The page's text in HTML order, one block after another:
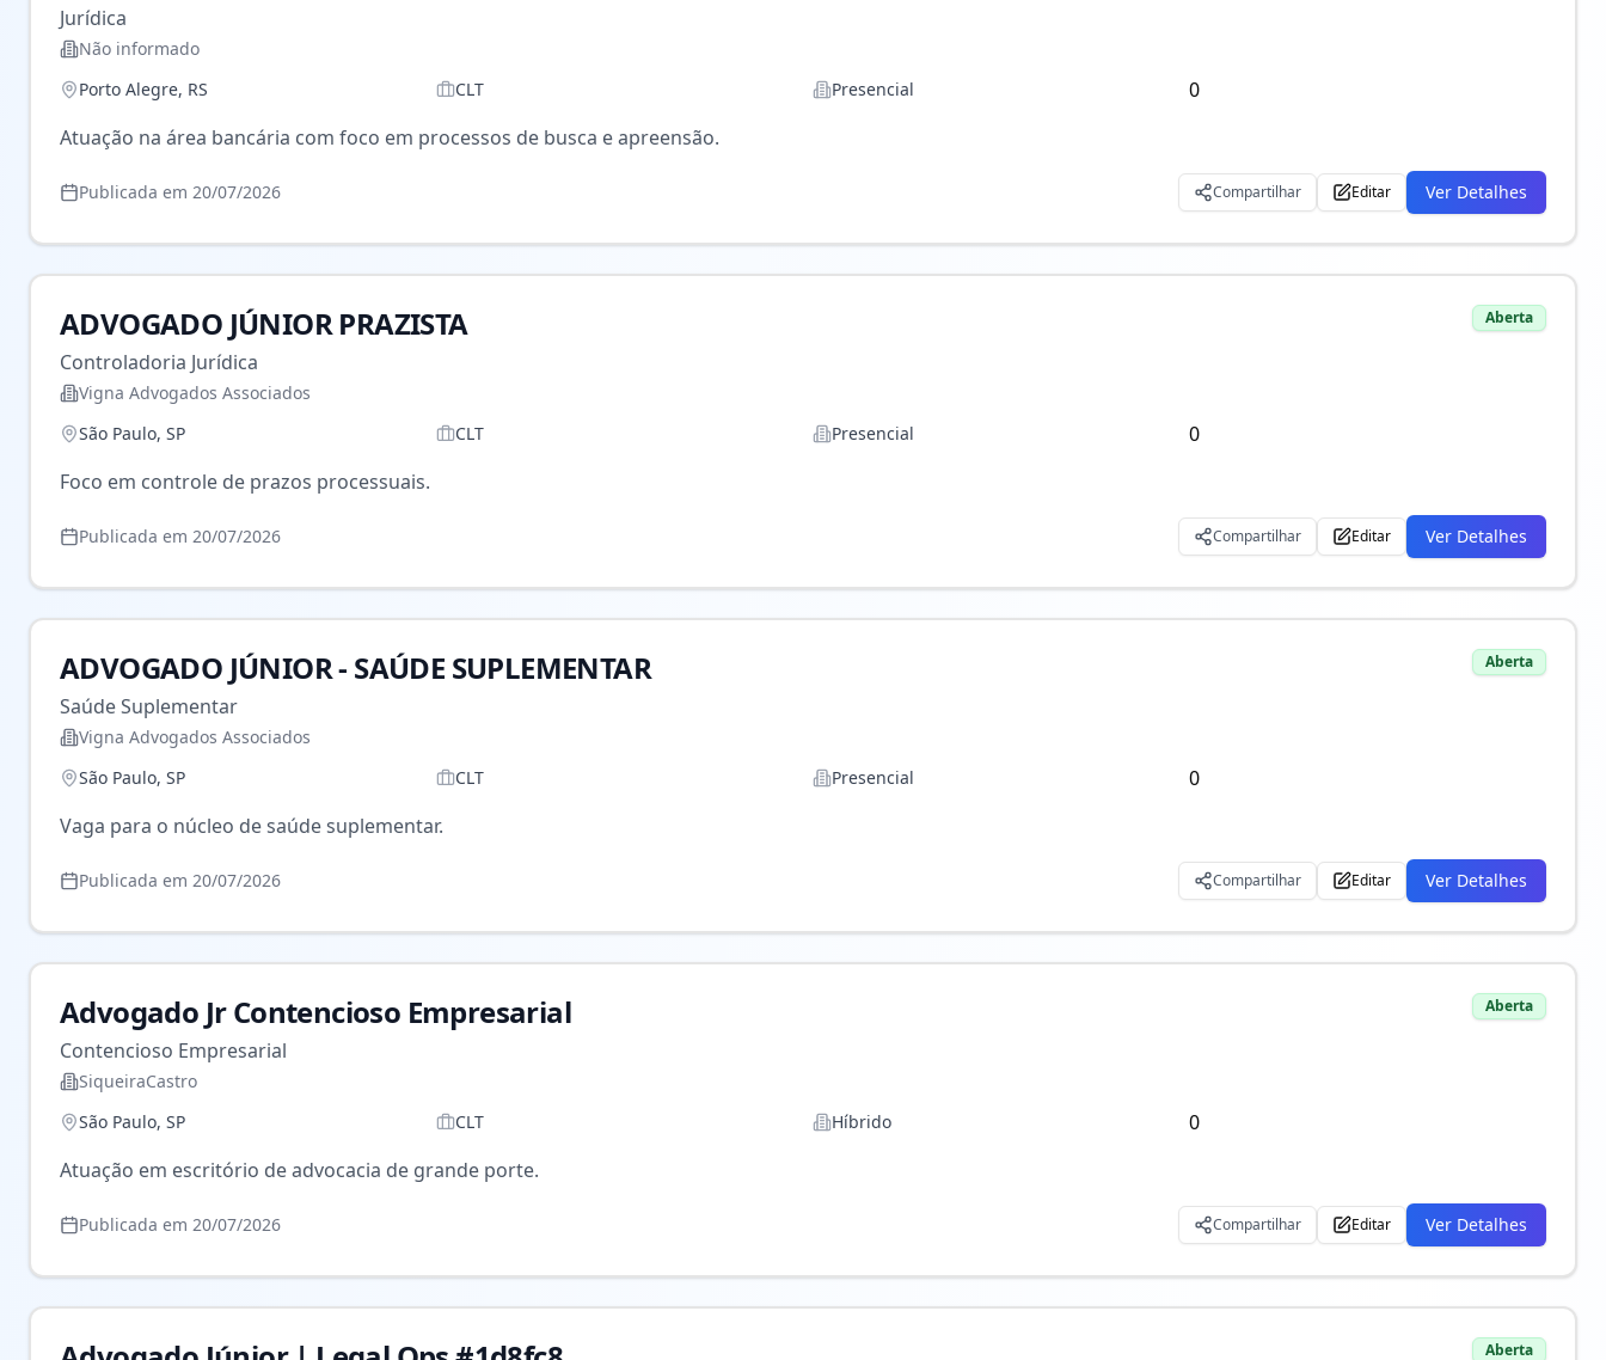
Jurídica
Não informado
Porto Alegre, RS CLT Presencial
0
Atuação na área bancária com foco em processos de busca e apreensão.
Publicada em 20/07/2026 Compartilhar Editar Ver Detalhes
ADVOGADO JÚNIOR PRAZISTA
Controladoria Jurídica
Vigna Advogados Associados
Aberta
São Paulo, SP CLT Presencial
0
Foco em controle de prazos processuais.
Publicada em 20/07/2026 Compartilhar Editar Ver Detalhes
ADVOGADO JÚNIOR - SAÚDE SUPLEMENTAR
Saúde Suplementar
Vigna Advogados Associados
Aberta
São Paulo, SP CLT Presencial
0
Vaga para o núcleo de saúde suplementar.
Publicada em 20/07/2026 Compartilhar Editar Ver Detalhes
Advogado Jr Contencioso Empresarial
Contencioso Empresarial
SiqueiraCastro
Aberta
São Paulo, SP CLT Híbrido
0
Atuação em escritório de advocacia de grande porte.
Publicada em 20/07/2026 Compartilhar Editar Ver Detalhes
Aberta